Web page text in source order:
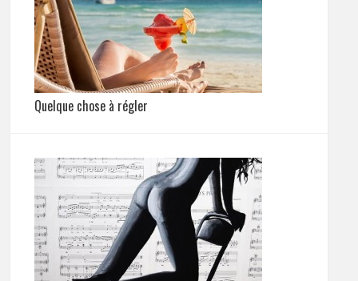
Quelque chose à régler